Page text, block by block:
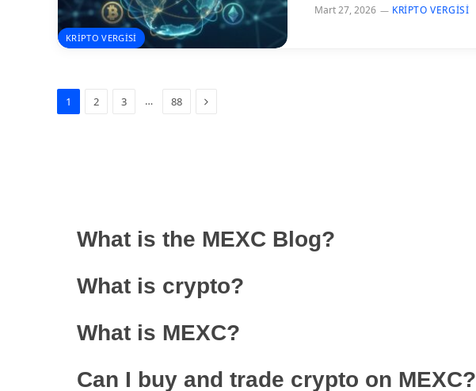
KRIPTO VERGISI
Mart 27, 2026 KRIPTO VERGISI
1 2 3 … 88 Next
What is the MEXC Blog?
What is crypto?
What is MEXC?
Can I buy and trade crypto on MEXC?